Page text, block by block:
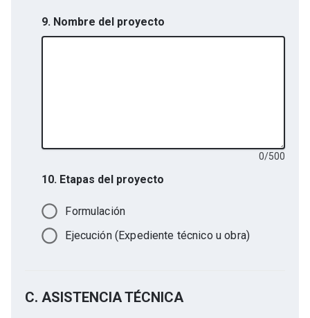
9. Nombre del proyecto
0/500
10. Etapas del proyecto
Formulación
Ejecución (Expediente técnico u obra)
C. ASISTENCIA TÉCNICA